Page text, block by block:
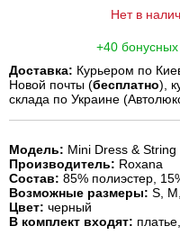
Нет в
+40 бонусных
Доставка: Курьером по
Новой почты (бесплатно),
склада по Украине
Модель: Mini Dress & String
Производитель: Roxana
Состав: 85% полиэстер,
Возможные размеры: S,
Цвет: черный
В комплект входят: